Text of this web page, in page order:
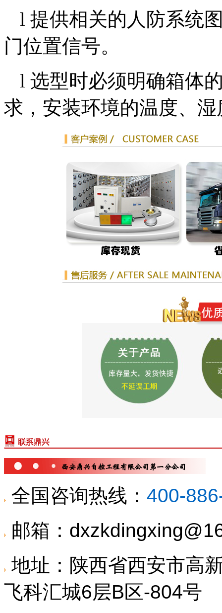
l 提供相关的人防系统
门位置信号。
l 选型时必须明确箱体
求，安装环境的温度、
全国咨询热线： 400-
邮箱：
地址： 陕西省西安市高
飞科汇城6层B区-804号